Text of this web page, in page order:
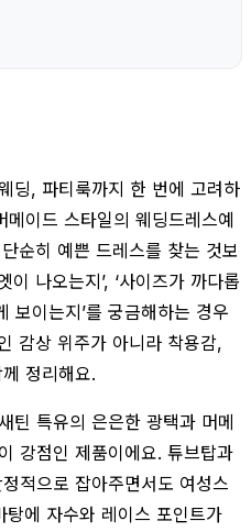
딩, 파티룩까지 한 번에 고려하
이드 스타일의 웨딩드레스예
순히 예쁜 드레스를 찾는 것보
이 나오는지’, ‘사이즈가 까다롭
보이는지’를 궁금해하는 경우
감상 위주가 아니라 착용감,
정리해요.
틴 특유의 은은한 광택과 머메
강점인 제품이에요. 튜브탑과
적으로 잡아주면서도 여성스
에 자수와 레이스 포인트가